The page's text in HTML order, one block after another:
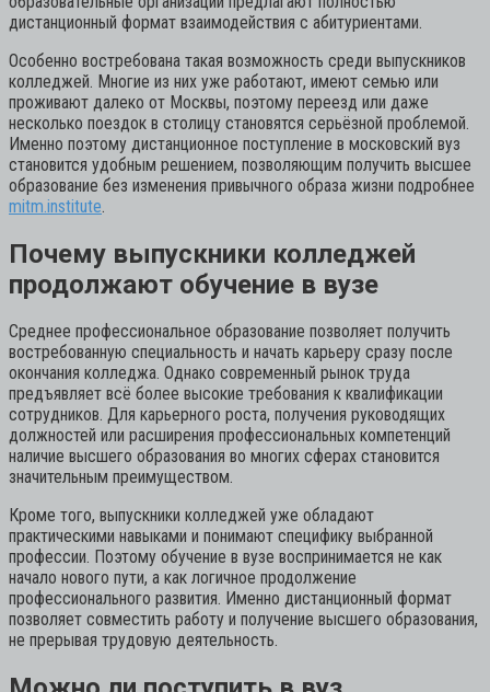
дистанционный формат взаимодействия с абитуриентами.
Особенно востребована такая возможность среди выпускников
колледжей. Многие из них уже работают, имеют семью или
проживают далеко от Москвы, поэтому переезд или даже
несколько поездок в столицу становятся серьёзной проблемой.
Именно поэтому дистанционное поступление в московский вуз
становится удобным решением, позволяющим получить высшее
образование без изменения привычного образа жизни подробнее
mitm.institute
Почему выпускники колледжей
продолжают обучение в вузе
Среднее профессиональное образование позволяет получить
востребованную специальность и начать карьеру сразу после
окончания колледжа. Однако современный рынок труда
предъявляет всё более высокие требования к квалификации
сотрудников. Для карьерного роста, получения руководящих
должностей или расширения профессиональных компетенций
наличие высшего образования во многих сферах становится
значительным преимуществом.
Кроме того, выпускники колледжей уже обладают
практическими навыками и понимают специфику выбранной
профессии. Поэтому обучение в вузе воспринимается не как
начало нового пути, а как логичное продолжение
профессионального развития. Именно дистанционный формат
позволяет совместить работу и получение высшего образования,
не прерывая трудовую деятельность.